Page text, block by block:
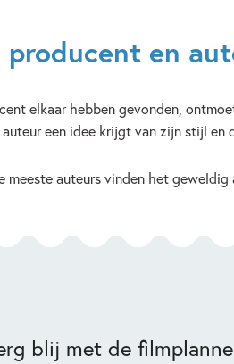
en
elkaar hebben gevonden,
een idee krijgt van zijn stijl
meeste auteurs vinden het
blij met de